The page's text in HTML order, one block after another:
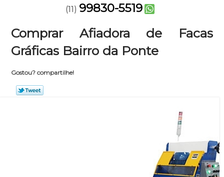
(11) 99830-5519
Comprar Afiadora de Facas
Gráficas Bairro da Ponte
Gostou? compartilhe!